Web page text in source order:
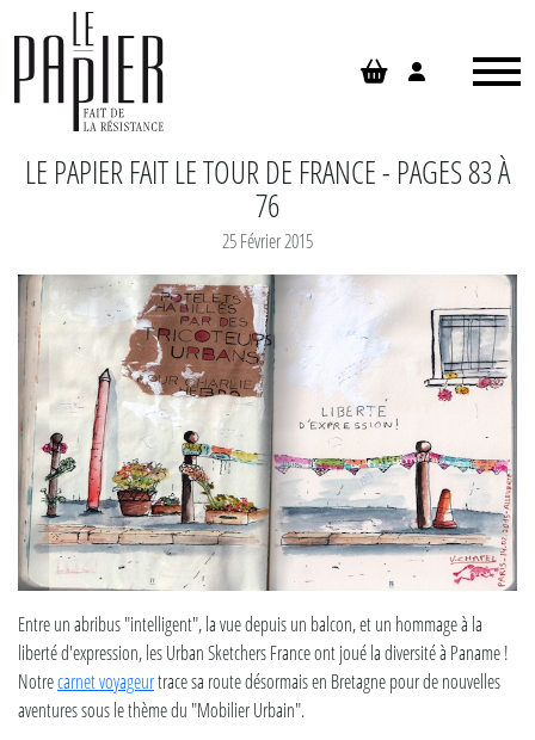
LE PAPIER FAIT LE TOUR DE FRANCE - PAGES 83 À
76
25 Février 2015
Entre un abribus "intelligent", la vue depuis un balcon, et un hommage à la
liberté d'expression, les Urban Sketchers France ont joué la diversité à Paname !
Notrecarnet voyageurtrace sa route désormais en Bretagne pour de nouvelles
aventures sous le thème du "Mobilier Urbain".
Panneau de gestion des cookies